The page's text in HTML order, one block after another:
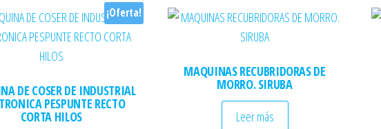
¡Oferta!
DE COSER DE INDUSTRIAL
PESPUNTE RECTO
CORTA HILOS
MAQUINAS RECUBRIDORAS DE
MORRO. SIRUBA
Leer más